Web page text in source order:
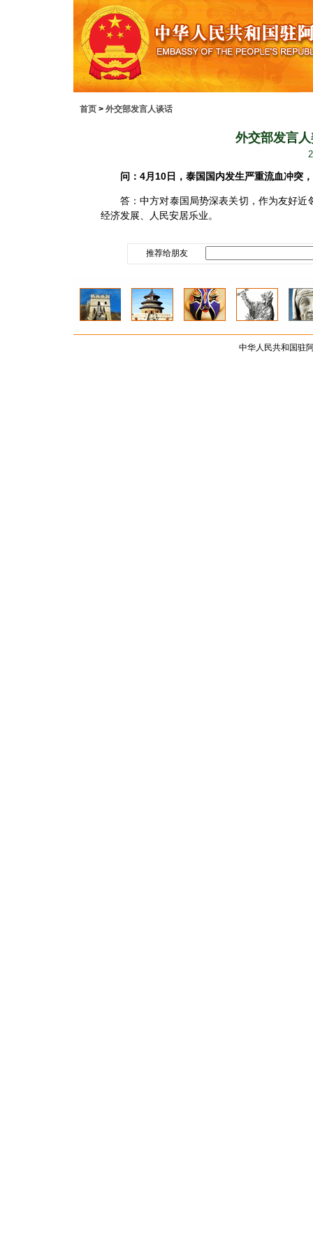
首页 > 外交部发言人谈话
外交部发言
问： 4月 10日，泰国国内发生严重流血冲突
答：中方对泰国局势深表关切，作为友好近
经济发展、人民安居乐业。
推荐给朋友
中华人民共和国驻